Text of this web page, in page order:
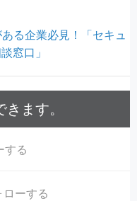
る企業必見！「セキュ
窓口」
ます。
する
ローする